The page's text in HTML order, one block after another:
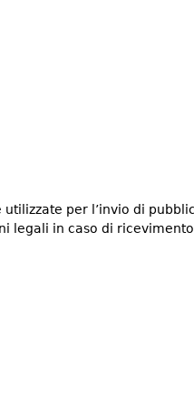
per l’invio di
legali in caso di